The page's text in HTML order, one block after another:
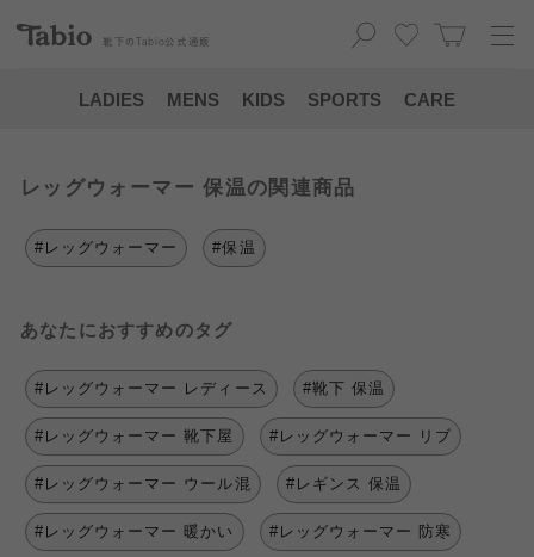
靴下の Tabio 公式通販
LADIES MENS KIDS SPORTS CARE
レッグウォーマー 保温の関連商品
#レッグウォーマー #保温
あなたにおすすめのタグ
#レッグウォーマー レディース #靴下 保温
#レッグウォーマー 靴下屋 #レッグウォーマー リブ
#レッグウォーマー ウール混 #レギンス 保温
#レッグウォーマー 暖かい #レッグウォーマー 防寒